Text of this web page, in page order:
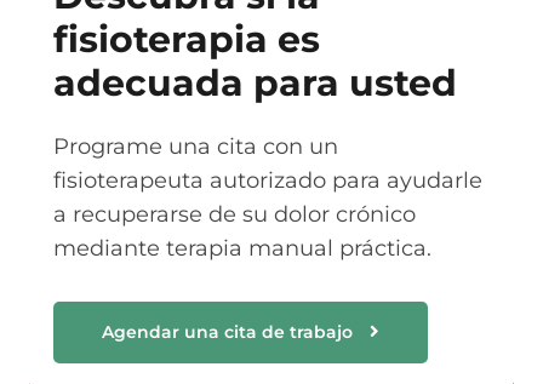
fisioterapia es
adecuada para usted
Programe una cita con un
fisioterapeuta autorizado para ayudarle
a recuperarse de su dolor crónico
mediante terapia manual práctica.
Agendar una cita de trabajo